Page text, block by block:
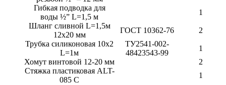
Гибкая подводка для
воды ½” L=1,5 м
1
Шланг сливной L=1,5м
12х20 мм
ГОСТ 10362-76
2
Трубка силиконовая 10х2
L=1м
ТУ2541-002-
48423543-99
1
Хомут винтовой 12-20 мм
2
Стяжка пластиковая ALT-
085 C
1